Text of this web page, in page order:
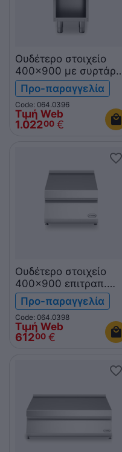
Ουδέτερο στοιχείο
400x900 με συρτάρι
& ανοικτή βάση
R90/40PLC/A
ROC900
Προ-παραγγελία
Code: 064.0396
Τιμή Web
1.02200 €
Ουδέτερο στοιχείο
400x900 επιτραπ.
R90/40PLN/T
ROC900
Προ-παραγγελία
Code: 064.0398
Τιμή Web
61200 €